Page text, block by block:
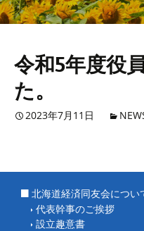
令和5年度役
た。
2023年7月11日
北海道経済同友会につい
代表幹事のご挨拶
設立趣意書